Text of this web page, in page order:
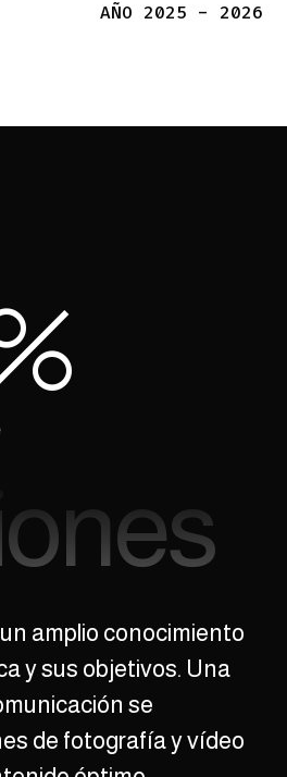
AÑO 2025 - 2026
amplio conocimiento
y sus objetivos. Una
se
de fotografía y vídeo